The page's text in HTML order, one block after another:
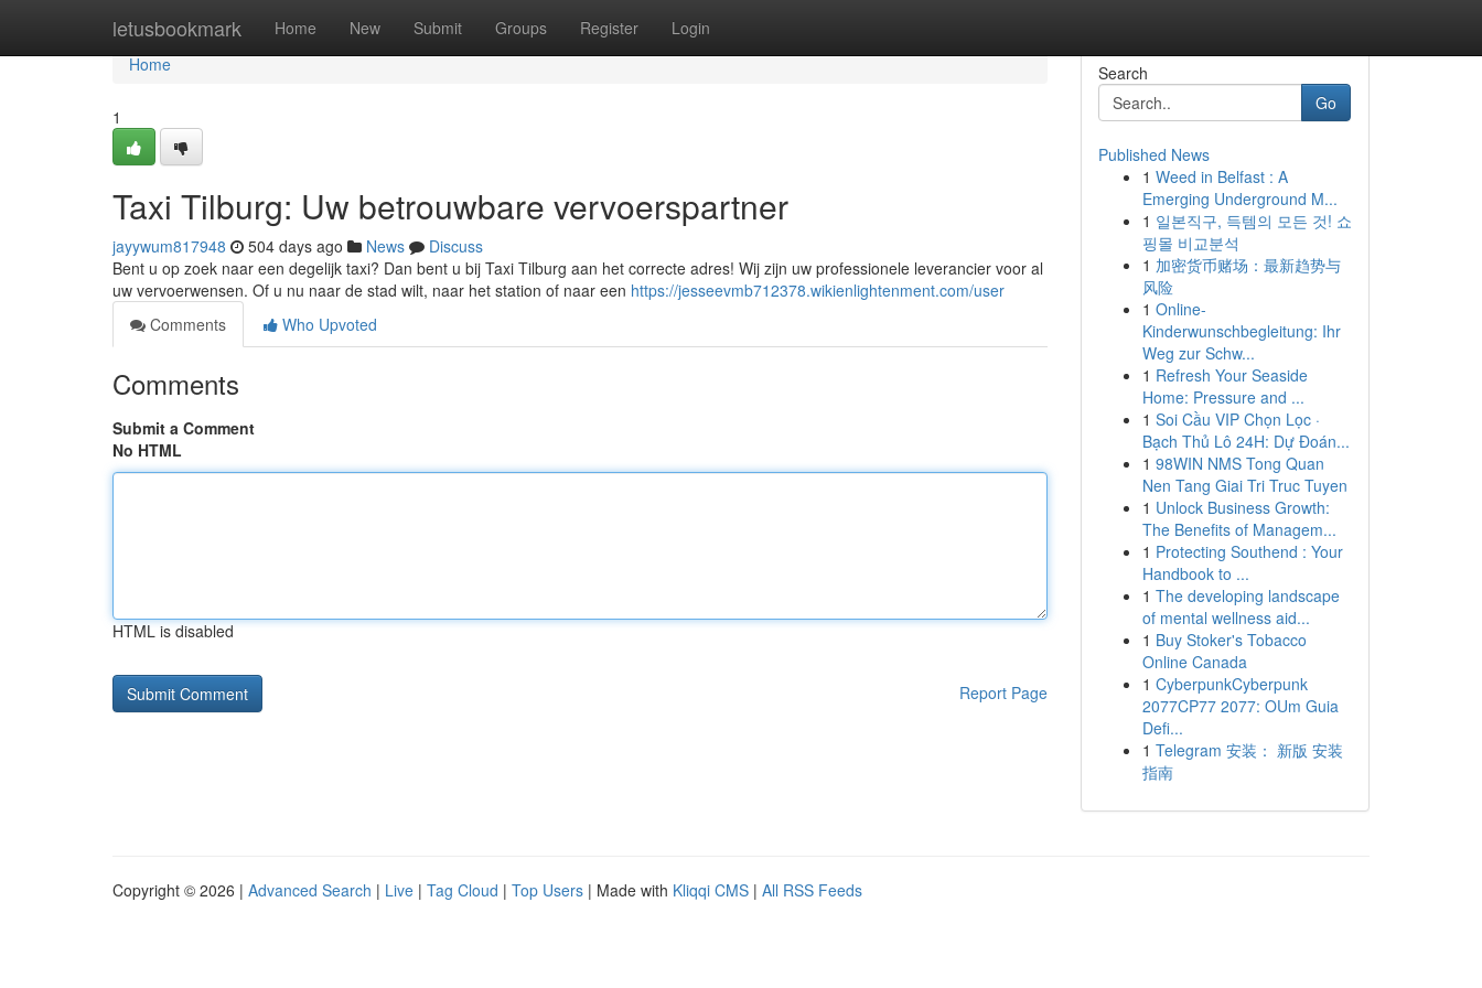
letusbookmark Home New Submit Groups Register Login
Home
Home
1
Taxi Tilburg: Uw betrouwbare vervoerspartner
jayywum817948 504 days ago News
Discuss
Bent u op zoek naar een degelijk taxi? Dan bent u bij Taxi Tilburg aan het correcte adres! Wij zijn uw professionele leverancier voor al
uw vervoerwensen. Of u nu naar de stad wilt, naar het station of naar een https://jesseevmb712378.wikienlightenment.com/user
Comments
Who Upvoted
Comments
Submit a Comment
No HTML
HTML is disabled
Report Page
Search
Go
Published News
1 Weed in Belfast : A
Emerging Underground M...
1 일본직구, 득템의 모든 것! 쇼
핑몰 비교분석
1 加密货币赌场：最新趋势与
风险
1 Online-
Kinderwunschbegleitung: Ihr
Weg zur Schw...
1 Refresh Your Seaside
Home: Pressure and ...
1 Soi Cầu VIP Chọn Lọc ·
Bạch Thủ Lô 24H: Dự Đoán...
1 98WIN NMS Tong Quan
Nen Tang Giai Tri Truc Tuyen
1 Unlock Business Growth:
The Benefits of Managem...
1 Protecting Southend : Your
Handbook to ...
1 The developing landscape
of mental wellness aid...
1 Buy Stoker's Tobacco
Online Canada
1 CyberpunkCyberpunk
2077CP77 2077: OUm Guia
Defi...
1 Telegram 安装： 新版 安装
指南
Copyright © 2026 | Advanced Search | Live | Tag Cloud | Top Users | Made with Kliqqi CMS | All RSS Feeds